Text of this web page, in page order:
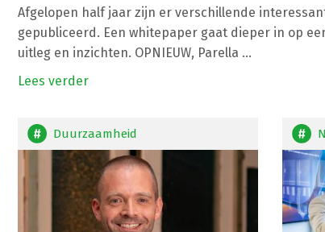
Afgelopen half jaar zijn er verschillende
gepubliceerd. Een whitepaper gaat dieper in op
uitleg en inzichten. OPNIEUW, Parella ...
Lees verder
Duurzaamheid